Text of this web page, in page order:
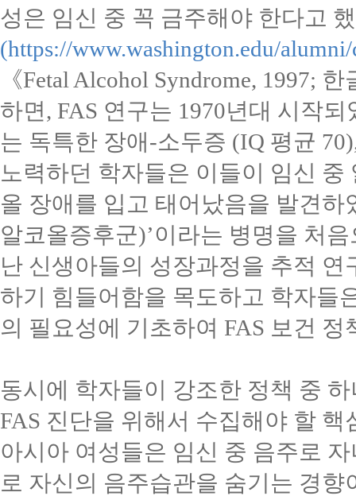
성은 임신 중 꼭 금주해야 한다고
(https://www.washington.edu/
《Fetal Alcohol Syndrome, 1997; 한
하면, FAS 연구는 1970년대 시작되
는 독특한 장애-소두증 (IQ 평균
노력하던 학자들은 이들이 임신
올 장애를 입고 태어났음을 발견하
알코올증후군)’이라는 병명을 처
난 신생아들의 성장과정을 추적 연
하기 힘들어함을 목도하고 학자들
의 필요성에 기초하여 FAS 보건 정
동시에 학자들이 강조한 정책 중
FAS 진단을 위해서 수집해야 할
아시아 여성들은 임신 중 음주로
로 자신의 음주습관을 숨기는 경향